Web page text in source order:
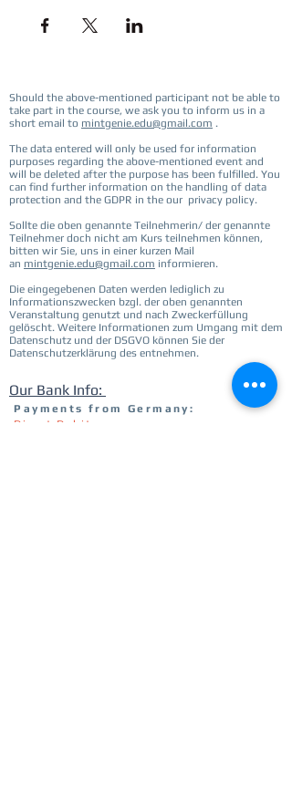
Should the above-mentioned participant not be able to
take part in the course, we ask you to inform us in a
short email to mintgenie.edu@gmail.com .
The data entered will only be used for information
purposes regarding the above-mentioned event and
will be deleted after the purpose has been fulfilled. You
can find further information on the handling of data
protection and the GDPR in the our privacy policy.
Sollte die oben genannte Teilnehmerin/ der genannte
Teilnehmer doch nicht am Kurs teilnehmen können,
bitten wir Sie, uns in einer kurzen Mail
an mintgenie.edu@gmail.com informieren.
Die eingegebenen Daten werden lediglich zu
Informationszwecken bzgl. der oben genannten
Veranstaltung genutzt und nach Zweckerfüllung
gelöscht. Weitere Informationen zum Umgang mit dem
Datenschutz und der DSGVO können Sie der
Datenschutzerklärung des entnehmen.
Our Bank Info:
Payments from Germany:
Direct Debit